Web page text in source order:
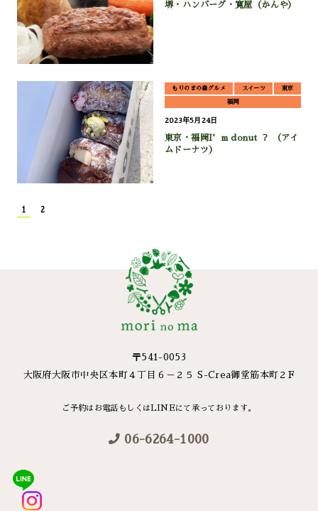
堺・ハンバーグ・寛屋（かんや）
もりのまの森グルメ スイーツ 東京
福岡
2023年5月24日
東京・福岡I’m donut ？ （アイ
ムドーナツ）
1 2
〒541-0053
大阪府大阪市中央区本町４丁目６－２５ S-Crea御堂筋本町２F
ご予約はお電話もしくはLINEにて承っております。
06-6264-1000